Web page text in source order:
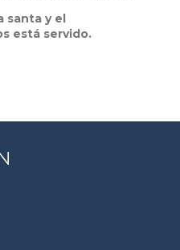
santa y el
está servido.